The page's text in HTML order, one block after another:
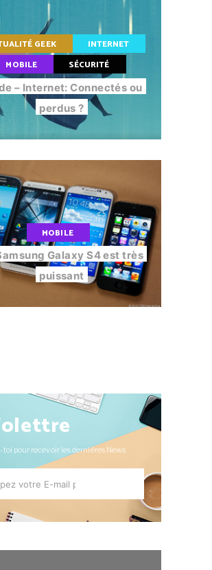
GEEK
INTERNET
MOBILE
SÉCURITÉ
– Internet: Connectés ou
perdus ?
MOBILE
Galaxy S4 est très
puissant
pour recevoir les dernières News.